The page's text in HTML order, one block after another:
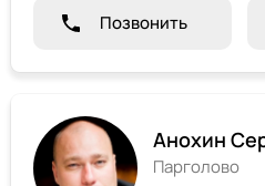
Позвонить
Анохин
Парголово